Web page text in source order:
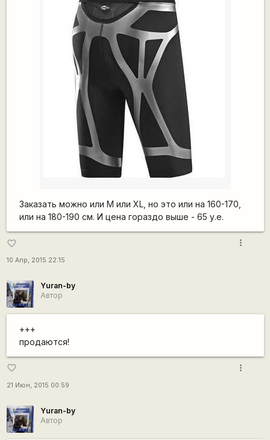
Заказать можно или М или XL, но это или на 160-170,
или на 180-190 см. И цена гораздо выше - 65 у.е.
favorite_border
10 Апр, 2015 22:15
more_vert
Yuran-by
Автор
+++
продаются!
favorite_border
21 Июн, 2015 00:59
more_vert
Yuran-by
Автор